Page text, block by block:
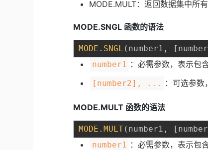
MODE.MULT：返回数据集中所
MODE.SNGL 函数的语法
MODE . SNGL ( number1 , [
number1 ：必需参数，表示包
[number2], ... ：可选参数
MODE.MULT 函数的语法
MODE .MULT( number1 , [
number1 ：必需参数，表示包